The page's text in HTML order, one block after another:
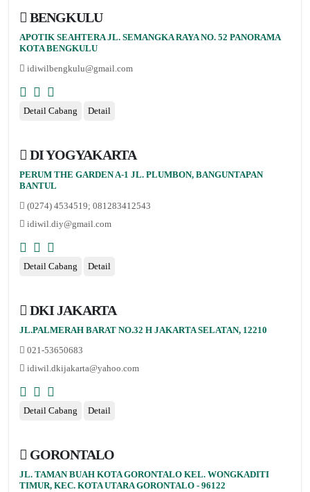
BENGKULU
APOTIK SEAHTERA JL. SEMANGKA RAYA NO. 52 PANORAMA
KOTA BENGKULU
idiwilbengkulu@gmail.com
Detail Cabang Detail
DI YOGYAKARTA
PERUM THE GARDEN A-1 JL. PLUMBON, BANGUNTAPAN
BANTUL
(0274) 4534519; 081283412543
idiwil.diy@gmail.com
Detail Cabang Detail
DKI JAKARTA
JL.PALMERAH BARAT NO.32 H JAKARTA SELATAN, 12210
021-53650683
idiwil.dkijakarta@yahoo.com
Detail Cabang Detail
GORONTALO
JL. TAMAN BUAH KOTA GORONTALO KEL. WONGKADITI
TIMUR, KEC. KOTA UTARA GORONTALO - 96122